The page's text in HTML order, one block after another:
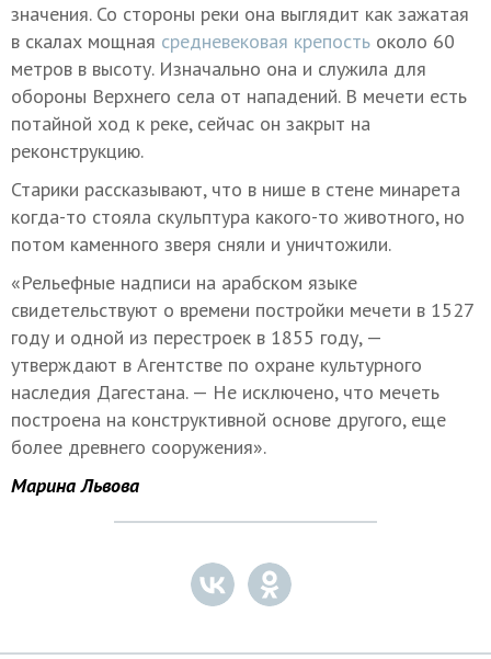
значения. Со стороны реки она выглядит как зажатая
в скалах мощная средневековая крепость около 60
метров в высоту. Изначально она и служила для
обороны Верхнего села от нападений. В мечети есть
потайной ход к реке, сейчас он закрыт на
реконструкцию.
Старики рассказывают, что в нише в стене минарета
когда-то стояла скульптура какого-то животного, но
потом каменного зверя сняли и уничтожили.
«Рельефные надписи на арабском языке
свидетельствуют о времени постройки мечети в 1527
году и одной из перестроек в 1855 году, —
утверждают в Агентстве по охране культурного
наследия Дагестана. — Не исключено, что мечеть
построена на конструктивной основе другого, еще
более древнего сооружения».
Марина Львова